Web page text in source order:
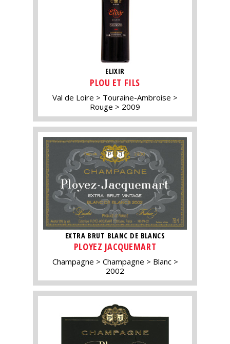
ELIXIR
PLOU ET FILS
Val de Loire
Touraine-Ambroise
Rouge
2009
EXTRA BRUT BLANC DE BLANCS
PLOYEZ JACQUEMART
Champagne Champagne
Blanc
2002